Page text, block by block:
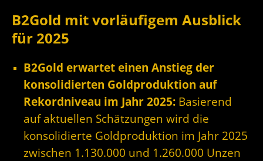
B2Gold mit vorläufigem Ausblick
für 2025
B2Gold erwartet einen Anstieg der
konsolidierten Goldproduktion auf
Rekordniveau im Jahr 2025: Basierend
auf aktuellen Schätzungen wird die
konsolidierte Goldproduktion im Jahr 2025
zwischen 1.130.000 und 1.260.000 Unzen